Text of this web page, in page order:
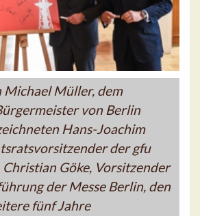
Michael Müller, dem
von Berlin
Hans-Joachim
der gfu
Christian Göke, Vorsitzender
der Messe Berlin, den
fünf Jahre